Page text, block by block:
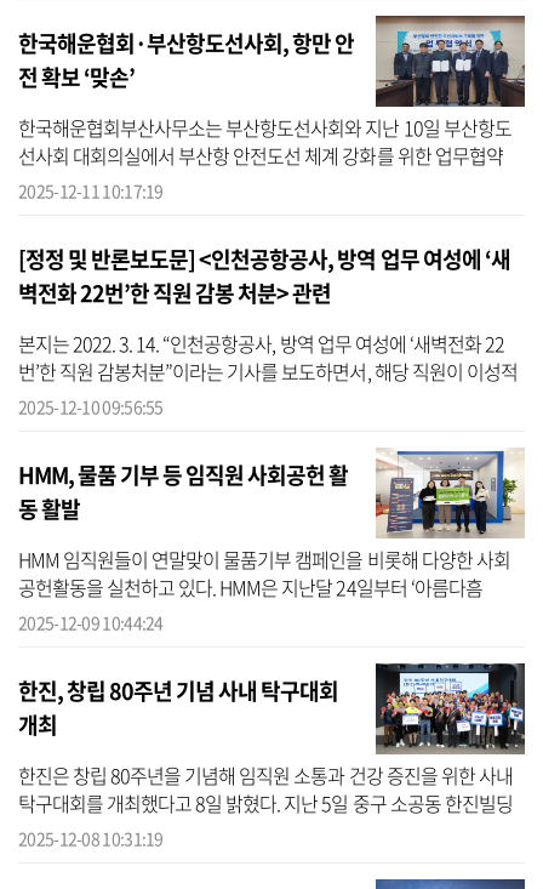
한국해운협회·부산항도선사회, 항만 안
전 확보 ‘맞손’
한국해운협회부산사무소는 부산항도선사회와 지난 10일 부산항도
선사회 대회의실에서 부산항 안전도선 체계 강화를 위한 업무협약
(MOU)을 체결하고, 항만 안전확보를 위한 협력방안을 논의했다고 11
2025-12-11 10:17:19
[정정 및 반론보도문] <인천공항공사, 방역 업무 여성에 ‘새
벽전화 22번’한 직원 감봉 처분> 관련
본지는 2022. 3. 14. “인천공항공사, 방역 업무 여성에 ‘새벽전화 22
번’한 직원 감봉처분”이라는 기사를 보도하면서, 해당 직원이 이성적
호감을 갖게 된 여성을 인천공항 내 마트에서 만났고, 여성과 전화번
2025-12-10 09:56:55
HMM, 물품 기부 등 임직원 사회공헌 활
동 활발
HMM 임직원들이 연말맞이 물품기부 캠페인을 비롯해 다양한 사회
공헌활동을 실천하고 있다. HMM은 지난달 24일부터 ‘아름다흠
(HMM)’ 행사를 진행했다고 9일 밝혔다. 아름다흠은 올해로 5년째를
2025-12-09 10:44:24
한진, 창립 80주년 기념 사내 탁구대회
개최
한진은 창립 80주년을 기념해 임직원 소통과 건강 증진을 위한 사내
탁구대회를 개최했다고 8일 밝혔다. 지난 5일 중구 소공동 한진빌딩
26층 대강당에서 열린 본선 대회는 사전 선발전을 통과한 7개 팀 총
2025-12-08 10:31:19